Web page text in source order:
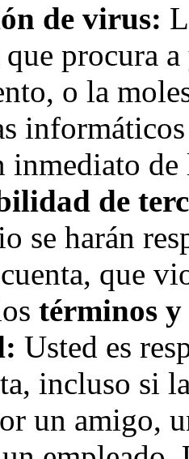
de virus:
procura
o la
de
de
se harán
que
términos y
Usted es
incluso si
un amigo,